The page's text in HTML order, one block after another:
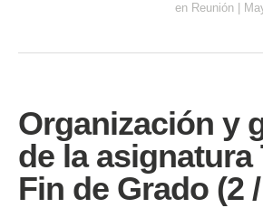
en Reunión
Organización y
de la asignatura
Fin de Grado (2